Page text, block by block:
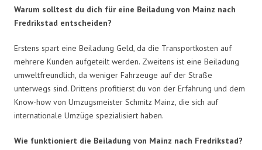
Warum solltest du dich für eine Beiladung von Mainz nach
Fredrikstad entscheiden?
Erstens spart eine Beiladung Geld, da die Transportkosten auf
mehrere Kunden aufgeteilt werden. Zweitens ist eine Beiladung
umweltfreundlich, da weniger Fahrzeuge auf der Straße
unterwegs sind. Drittens profitierst du von der Erfahrung und dem
Know-how von Umzugsmeister Schmitz Mainz, die sich auf
internationale Umzüge spezialisiert haben.
Wie funktioniert die Beiladung von Mainz nach Fredrikstad?